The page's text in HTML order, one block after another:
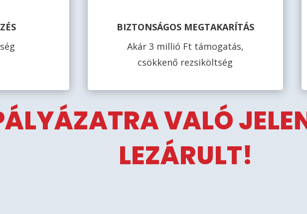
BIZTONSÁGOS MEGTAKARÍTÁS
Akár 3 millió Ft támogatás,
csökkenő rezsiköltség
VALÓ
LEZÁRULT!